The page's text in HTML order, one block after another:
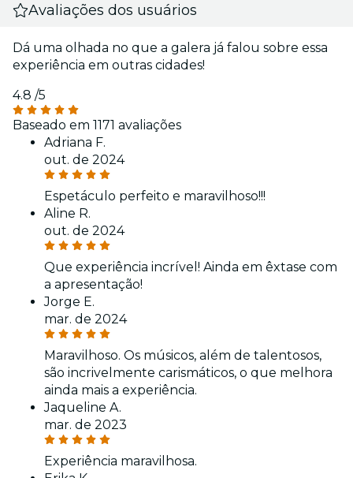
Avaliações dos usuários
Dá uma olhada no que a galera já falou sobre essa
experiência em outras cidades!
4.8 /5
Baseado em 1171 avaliações
Adriana F.
out. de 2024
Espetáculo perfeito e maravilhoso!!!
Aline R.
out. de 2024
Que experiência incrível! Ainda em êxtase com
a apresentação!
Jorge E.
mar. de 2024
Maravilhoso. Os músicos, além de talentosos,
são incrivelmente carismáticos, o que melhora
ainda mais a experiência.
Jaqueline A.
mar. de 2023
Experiência maravilhosa.